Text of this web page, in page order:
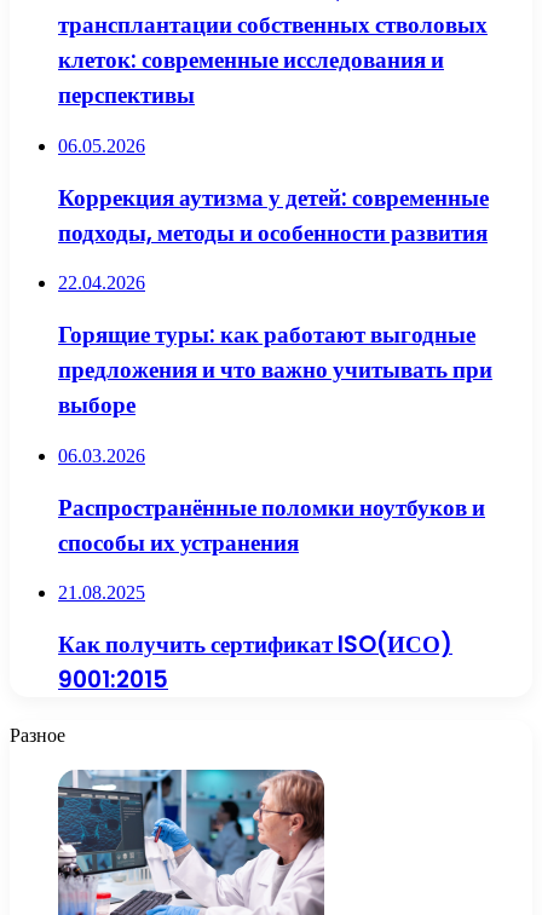
трансплантации собственных стволовых
клеток: современные исследования и
перспективы
06.05.2026
Коррекция аутизма у детей: современные
подходы, методы и особенности развития
22.04.2026
Горящие туры: как работают выгодные
предложения и что важно учитывать при
выборе
06.03.2026
Распространённые поломки ноутбуков и
способы их устранения
21.08.2025
Как получить сертификат ISO(ИСО)
9001:2015
Разное